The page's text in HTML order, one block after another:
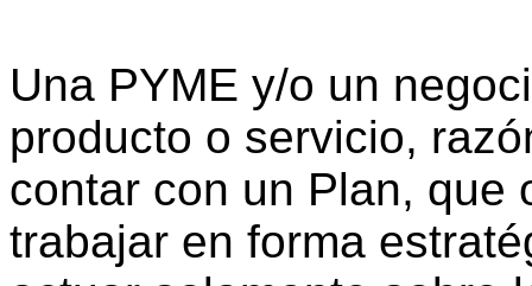
Una PYME y/o un
producto o servicio,
contar con un Plan, que
trabajar en forma